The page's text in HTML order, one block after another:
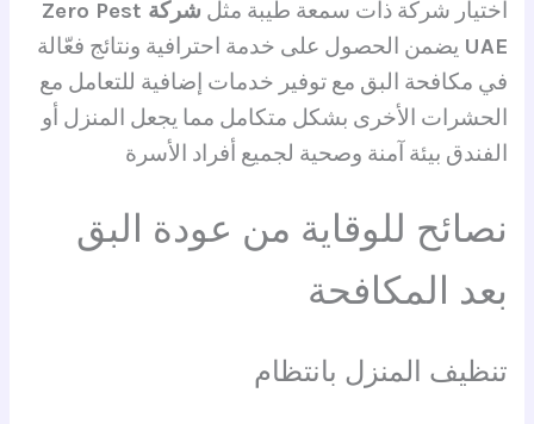
اختيار شركة ذات سمعة طيبة مثل
شركة Zero Pest
UAE يضمن الحصول على خدمة احترافية ونتائج فعّالة
في مكافحة البق مع توفير خدمات إضافية للتعامل مع
الحشرات الأخرى بشكل متكامل مما يجعل المنزل أو
الفندق بيئة آمنة وصحية لجميع أفراد الأسرة
نصائح للوقاية من عودة البق
بعد المكافحة
تنظيف المنزل بانتظام